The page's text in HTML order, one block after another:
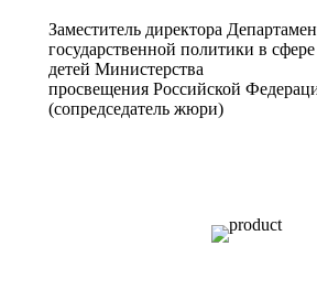
Заместитель директора
государственной политики в
детей Министерства
просвещения Российской
(сопредседатель жюри)